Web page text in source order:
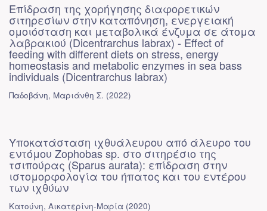
Επίδραση της χορήγησης διαφορετικών
σιτηρεσίων στην καταπόνηση, ενεργειακή
ομοιόσταση και μεταβολικά ένζυμα σε άτομα
λαβρακιού (Dicentrarchus labrax) - Effect of
feeding with different diets on stress, energy
homeostasis and metabolic enzymes in sea bass
individuals (Dicentrarchus labrax)
Παδοβάνη, Μαριάνθη Σ. (2022)
Υποκατάσταση ιχθυάλευρου από άλευρο του
εντόμου Zophobas sp. στο σιτηρέσιο της
τσιπούρας (Sparus aurata): επίδραση στην
ιστομορφολογία του ήπατος και του εντέρου
των ιχθύων
Κατούνη, Αικατερίνη-Μαρία (2020)